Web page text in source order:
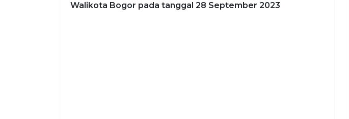
Walikota Bogor pada tanggal 28 September 2023